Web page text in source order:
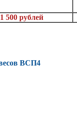
500 рублей
ВСП4